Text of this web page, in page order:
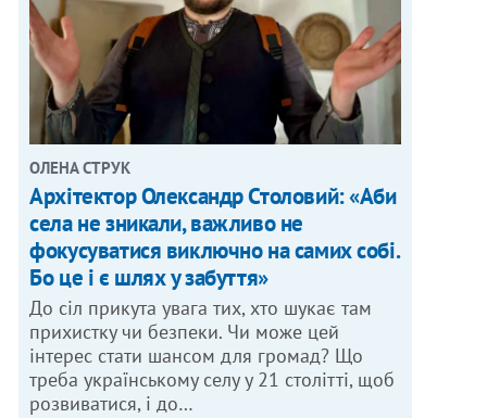
ОЛЕНА СТРУК
Архітектор Олександр Столовий: «Аби
села не зникали, важливо не
фокусуватися виключно на самих собі.
Бо це і є шлях у забуття»
До сіл прикута увага тих, хто шукає там
прихистку чи безпеки. Чи може цей
інтерес стати шансом для громад? Що
треба українському селу у 21 столітті, щоб
розвиватися, і до…